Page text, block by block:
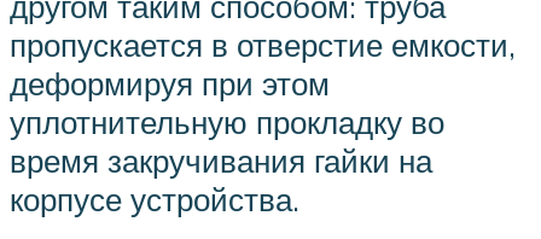
пропускается в отверстие емкости,
деформируя при этом
уплотнительную прокладку во
время закручивания гайки на
корпусе устройства.